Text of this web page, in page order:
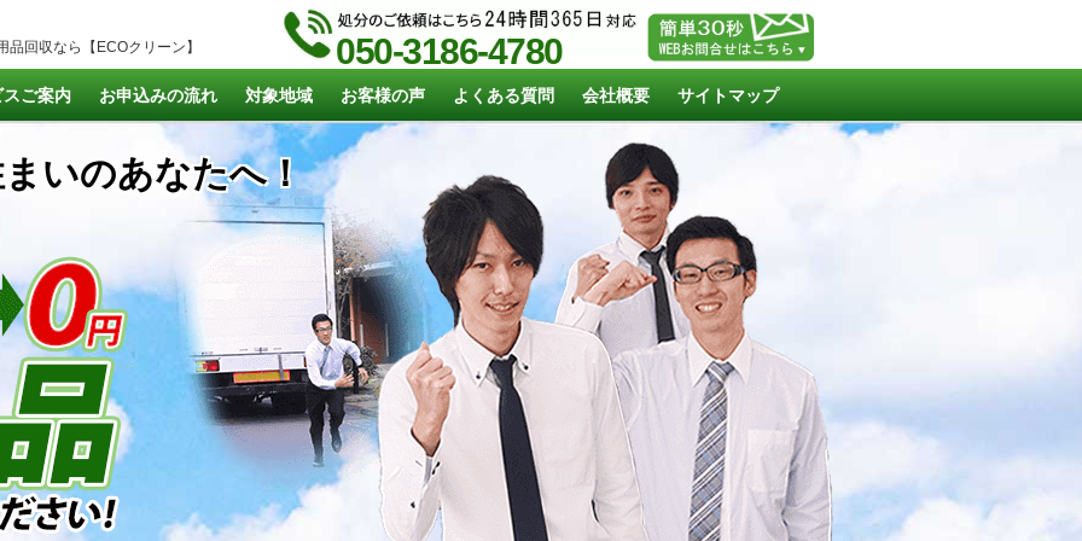
品回収なら【ECOクリーン】 050-3186-4780
スご案内 お申込みの流れ 対象地域 お客様の声 よくある質問 会社概要 サイトマップ
いのあなたへ！